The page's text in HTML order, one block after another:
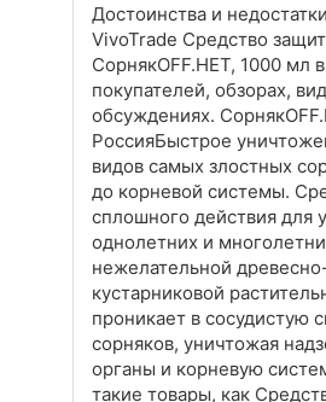
Достоинства и
VivoTrade Средство
СорнякOFF.НЕТ, 1000 мл
покупателей, обзорах,
обсуждениях.
РоссияБыстрое
видов самых злостных
до корневой системы.
сплошного действия для
однолетних и
нежелательной
кустарниковой
проникает в сосудистую
сорняков, уничтожая
органы и корневую
такие товары, как